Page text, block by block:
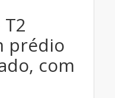
prédio
com